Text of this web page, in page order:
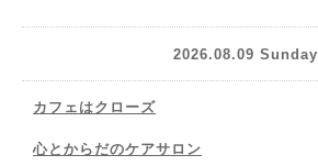
2026.08.09 Sunday
カフェはクローズ
心とからだのケアサロン